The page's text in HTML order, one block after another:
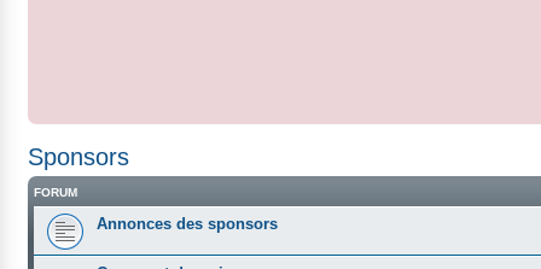
Sponsors
FORUM
Annonces des sponsors